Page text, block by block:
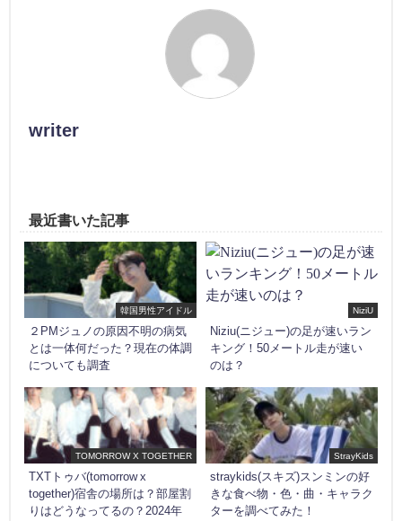
writer
最近書いた記事
韓国男性アイドル
２PMジュノの原因不明の病気
とは一体何だった？現在の体調
についても調査
NiziU
Niziu(ニジュー)の足が速いラン
キング！50メートル走が速い
のは？
TOMORROW X TOGETHER
TXTトゥバ(tomorrow x
together)宿舎の場所は？部屋割
りはどうなってるの？2024年
StrayKids
straykids(スキズ)スンミンの好
きな食べ物・色・曲・キャラク
ターを調べてみた！